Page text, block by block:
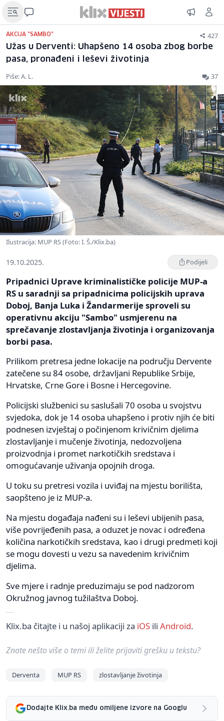
AKCIJA "SAMBO" 427
Užas u Derventi: Uhapšeno 14 osoba zbog borbe
pasa, pronađeni i leševi životinja
Piše: A. L. 37
Ilustracija: MUP RS (Foto: I. Š./Klix.ba)
19.10.2025. Podijeli
Pripadnici Uprave kriminalističke policije MUP-a
RS u saradnji sa pripadnicima policijskih uprava
Doboj, Banja Luka i Žandarmerije sproveli su
operativnu akciju "Sambo" usmjerenu na
sprečavanje zlostavljanja životinja i organizovanja
borbi pasa.
Prilikom pretresa jedne lokacije na području Dervente
zatečene su 84 osobe, državljani Republike Srbije,
Hrvatske, Crne Gore i Bosne i Hercegovine.
Policijski službenici su saslušali 70 osoba u svojstvu
svjedoka, dok je 14 osoba uhapšeno i protiv njih će biti
podnesen izvještaj o počinjenom krivičnim djelima
zlostavljanje i mučenje životinja, nedozvoljena
proizvodnja i promet narkotičkih sredstava i
omogućavanje uživanja opojnih droga.
U toku su pretresi vozila i uviđaj na mjestu borilišta,
saopšteno je iz MUP-a.
Na mjestu događaja nađeni su i leševi ubijenih pasa,
više povrijeđenih pasa, a oduzet je novac i određena
količina narkotičkih sredstava, kao i drugi predmeti koji
se mogu dovesti u vezu sa navedenim krivičnim
djelima.
Sve mjere i radnje preduzimaju se pod nadzorom
Okružnog javnog tužilaštva Doboj.
Klix.ba čitajte i u našoj aplikaciji za iOS ili Android.
Znate nešto više o temi ili želite prijaviti grešku u tekstu?
Derventa MUP RS zlostavljanje životinja
Dodajte Klix.ba među omiljene izvore na Googlu